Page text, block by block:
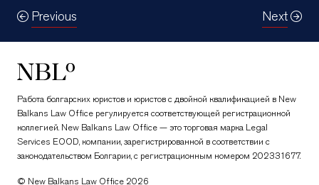
Previous Next
New Balkans Law Office
Работа болгарских юристов и юристов с двойной квалификацией в New
Balkans Law Office регулируется соответствующей регистрационной
коллегией. New Balkans Law Office — это торговая марка Legal
Services EOOD, компании, зарегистрированной в соответствии с
законодательством Болгарии, с регистрационным номером 202331677.
© New Balkans Law Office 2026